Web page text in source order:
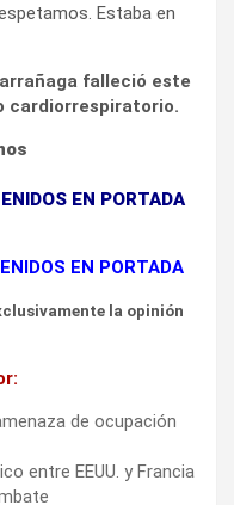
Estaba en
falleció este
cardiorrespiratorio.
EN PORTADA
EN PORTADA
la opinión
de ocupación
entre EEUU. y Francia